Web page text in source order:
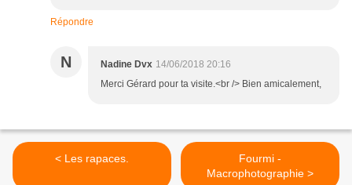
Répondre
N Nadine Dvx 14/06/2018 20:16
Merci Gérard pour ta visite.<br /> Bien amicalement,
< Les rapaces.
Fourmi -
Macrophotographie >